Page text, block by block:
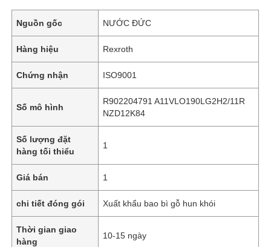
Nguồn gốc NƯỚC ĐỨC
Hàng hiệu Rexroth
Chứng nhận ISO9001
Số mô hình
R902204791 A11VLO190LG2H2/11R
NZD12K84
Số lượng đặt
hàng tối thiểu
1
Giá bán 1
chi tiết đóng gói Xuất khẩu bao bì gỗ hun khói
Thời gian giao
hàng
10-15 ngày